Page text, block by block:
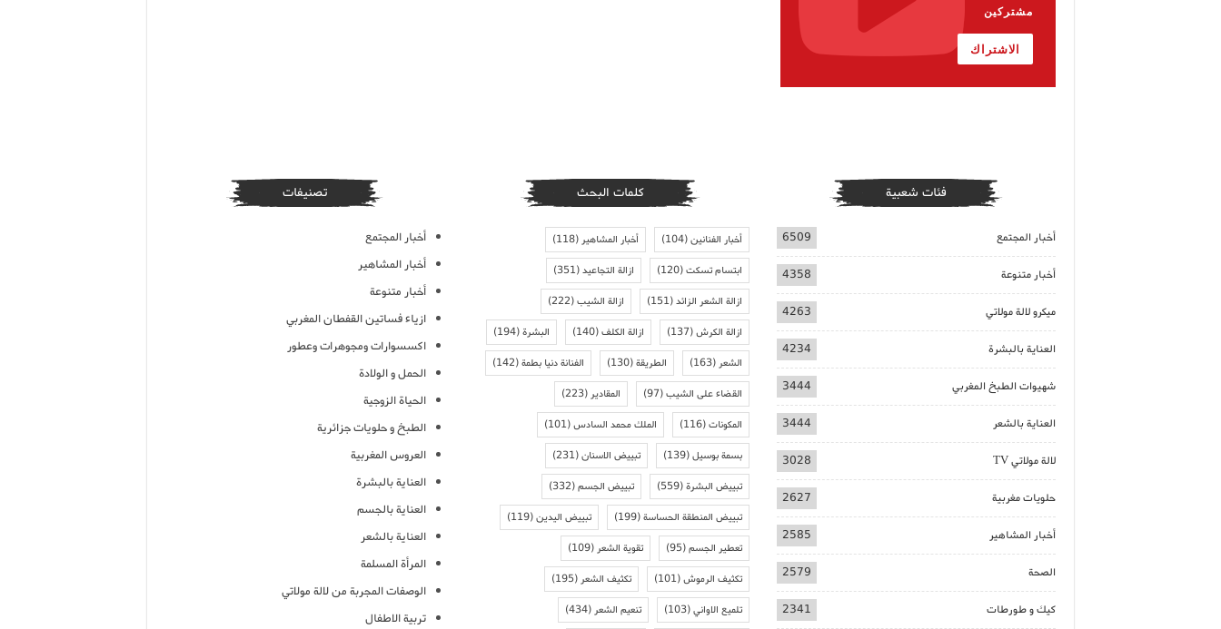
مشتركين
الاشتراك
فئات شعبية
أخبار المجتمع 6509
أخبار متنوعة 4358
ميكرو لالة مولاتي 4263
العناية بالبشرة 4234
شهيوات الطبخ المغربي 3444
العناية بالشعر 3444
لالة مولاتي TV 3028
حلويات مغربية 2627
أخبار المشاهير 2585
الصحة 2579
كيك و طورطات 2341
كلمات البحث
أخبار الفنانين(104) أخبار المشاهير(118)
ابتسام تسكت(120) ازالة التجاعيد(351)
ازالة الشعر الزائد(151) ازالة الشيب(222)
ازالة الكرش(137) ازالة الكلف(140) البشرة(194)
الشعر(163) الطريقة(130) الفنانة دنيا بطمة(142)
القضاء على الشيب(97) المقادير(223)
المكونات(116) الملك محمد السادس(101)
بسمة بوسيل(139) تبييض الاسنان(231)
تبييض البشرة(559) تبييض الجسم(332)
تبييض المنطقة الحساسة(199) تبييض اليدين(119)
تعطير الجسم(95) تقوية الشعر(109)
تكثيف الرموش(101) تكثيف الشعر(195)
تلميع الاواني(103) تنعيم الشعر(434)
تصنيفات
أخبار المجتمع
أخبار المشاهير
أخبار متنوعة
ازياء فساتين القفطان المغربي
اكسسوارات ومجوهرات وعطور
الحمل و الولادة
الحياة الزوجية
الطبخ و حلويات جزائرية
العروس المغربية
العناية بالبشرة
العناية بالجسم
العناية بالشعر
المرأة المسلمة
الوصفات المجربة من لالة مولاتي
تربية الاطفال